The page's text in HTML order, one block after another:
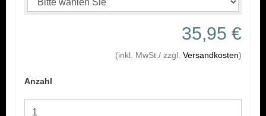
35,95 €
(inkl. MwSt./ zzgl. Versandkosten)
Anzahl